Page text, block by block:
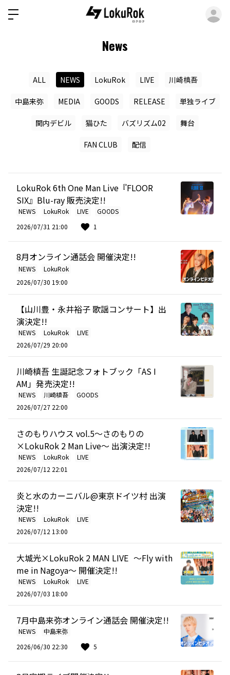
News
ALL NEWS LokuRok LIVE 川崎槙吾
中島来弥 MEDIA GOODS RELEASE 単独ライブ
関内デビル 猫ひた バズリズム02 舞台
FAN CLUB 配信
LokuRok 6th One Man Live『FLOOR
SIX』Blu-ray 販売決定!!
NEWS LokuRok LIVE
GOODS
2026/07/31 21:00
1
8月オンライン通話会 開催決定!!
NEWS
LokuRok
2026/07/30 19:00
【山川豊・永井裕子 歌謡コンサート】出
演決定!!
NEWS LokuRok
LIVE
2026/07/29 20:00
川崎槙吾 生誕記念フォトブック「AS I
AM」発売決定!!
NEWS 川崎槙吾
GOODS
2026/07/27 22:00
さのもりハウス vol.5～さのもりの
×LokuRok 2 Man Live～ 出演決定!!
NEWS LokuRok
LIVE
2026/07/12 22:01
炎と水のカーニバル@東京ドイツ村 出演
決定!!
NEWS LokuRok
LIVE
2026/07/12 13:00
大城光×LokuRok 2 MAN LIVE 〜Fly with
me in Nagoya〜 開催決定!!
NEWS LokuRok
LIVE
2026/07/03 18:00
7月中島来弥オンライン通話会 開催決定!!
NEWS
中島来弥
2026/06/30 22:30
5